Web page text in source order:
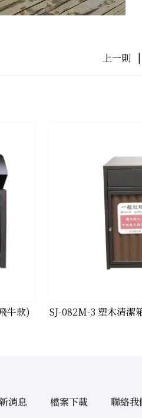
上一則 |
牛款) ​SJ-082M-3 塑木清潔
消息 檔案下載 聯絡我